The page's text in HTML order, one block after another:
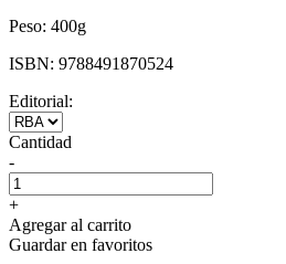
Peso: 400g
ISBN: 9788491870524
Editorial:
Cantidad
-
+
Agregar al carrito
Guardar en favoritos